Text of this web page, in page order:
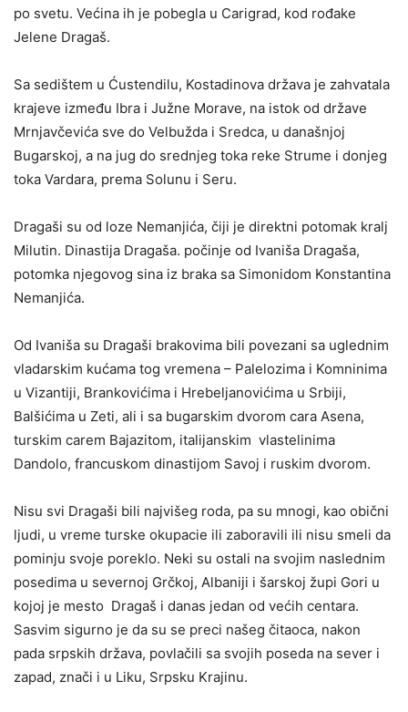
po svetu. Većina ih je pobegla u Carigrad, kod rođake
Jelene Dragaš.
Sa sedištem u Ćustendilu, Kostadinova država je zahvatala
krajeve između Ibra i Južne Morave, na istok od države
Mrnjavčevića sve do Velbužda i Sredca, u današnjoj
Bugarskoj, a na jug do srednjeg toka reke Strume i donjeg
toka Vardara, prema Solunu i Seru.
Dragaši su od loze Nemanjića, čiji je direktni potomak kralj
Milutin. Dinastija Dragaša. počinje od Ivaniša Dragaša,
potomka njegovog sina iz braka sa Simonidom Konstantina
Nemanjića.
Od Ivaniša su Dragaši brakovima bili povezani sa uglednim
vladarskim kućama tog vremena – Palelozima i Komninima
u Vizantiji, Brankovićima i Hrebeljanovićima u Srbiji,
Balšićima u Zeti, ali i sa bugarskim dvorom cara Asena,
turskim carem Bajazitom, italijanskim vlastelinima
Dandolo, francuskom dinastijom Savoj i ruskim dvorom.
Nisu svi Dragaši bili najvišeg roda, pa su mnogi, kao obični
ljudi, u vreme turske okupacie ili zaboravili ili nisu smeli da
pominju svoje poreklo. Neki su ostali na svojim naslednim
posedima u severnoj Grčkoj, Albaniji i šarskoj župi Gori u
kojoj je mesto Dragaš i danas jedan od većih centara.
Sasvim sigurno je da su se preci našeg čitaoca, nakon
pada srpskih država, povlačili sa svojih poseda na sever i
zapad, znači i u Liku, Srpsku Krajinu.